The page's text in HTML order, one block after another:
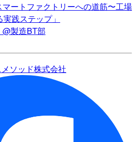
ートファクトリーへの道筋〜工場
践ステップ」
製造BT部
ソッド株式会社